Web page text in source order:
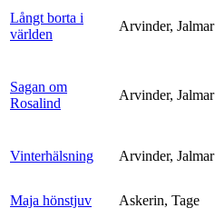
Långt borta i
världen
Arvinder, Jalmar
Sagan om
Rosalind
Arvinder, Jalmar
Vinterhälsning Arvinder, Jalmar
Maja hönstjuv
Askerin, Tage